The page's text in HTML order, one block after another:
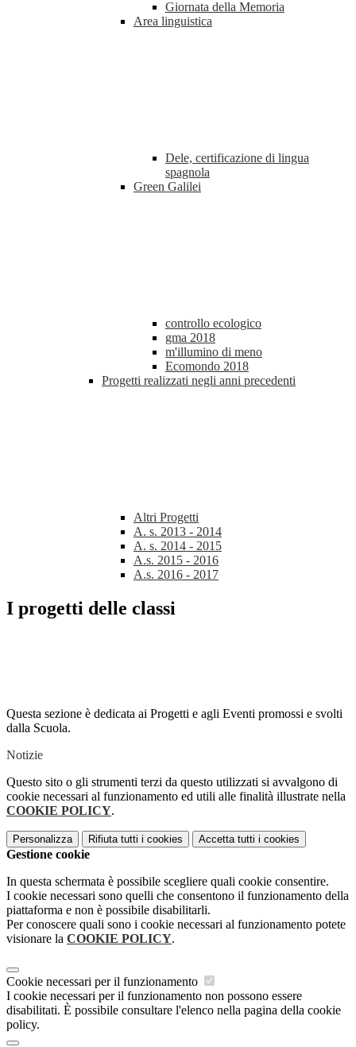
Giornata della Memoria
Area linguistica
Dele, certificazione di lingua
spagnola
Green Galilei
controllo ecologico
gma 2018
m'illumino di meno
Ecomondo 2018
Progetti realizzati negli anni precedenti
Altri Progetti
A. s. 2013 - 2014
A. s. 2014 - 2015
A.s. 2015 - 2016
A.s. 2016 - 2017
I progetti delle classi
Questa sezione è dedicata ai Progetti e agli Eventi promossi e svolti
dalla Scuola.
Notizie
Questo sito o gli strumenti terzi da questo utilizzati si avvalgono di
cookie necessari al funzionamento ed utili alle finalità illustrate nella
COOKIE POLICY.
Personalizza Rifiuta tutti i cookies Accetta tutti i cookies
Gestione cookie
In questa schermata è possibile scegliere quali cookie consentire.
I cookie necessari sono quelli che consentono il funzionamento della
piattaforma e non è possibile disabilitarli.
Per conoscere quali sono i cookie necessari al funzionamento potete
visionare la COOKIE POLICY.
Cookie necessari per il funzionamento
I cookie necessari per il funzionamento non possono essere
disabilitati. È possibile consultare l'elenco nella pagina della cookie
policy.